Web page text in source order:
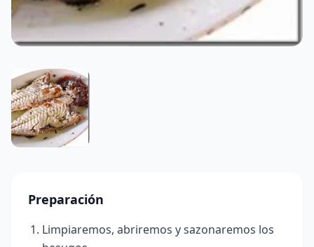
Preparación
Limpiaremos, abriremos y sazonaremos los